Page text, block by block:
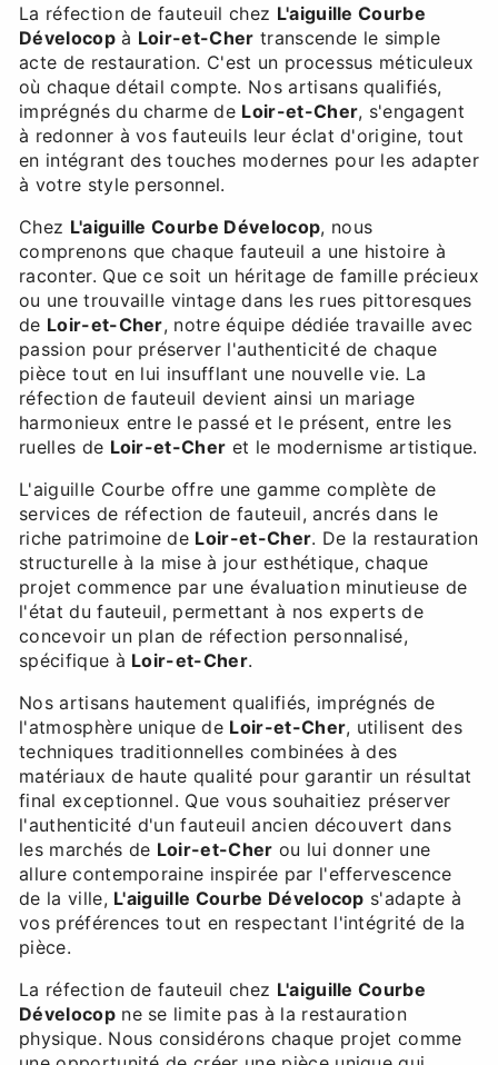
La réfection de fauteuil chez L'aiguille Courbe
Dévelocopà Loir-et-Cher transcende le simple
acte de restauration. C'est un processus méticuleux
où chaque détail compte. Nos artisans qualifiés,
imprégnés du charme de Loir-et-Cher, s'engagent
à redonner à vos fauteuils leur éclat d'origine, tout
en intégrant des touches modernes pour les adapter
à votre style personnel.
Chez L'aiguille Courbe Dévelocop, nous
comprenons que chaque fauteuil a une histoire à
raconter. Que ce soit un héritage de famille précieux
ou une trouvaille vintage dans les rues pittoresques
de Loir-et-Cher, notre équipe dédiée travaille avec
passion pour préserver l'authenticité de chaque
pièce tout en lui insufflant une nouvelle vie. La
réfection de fauteuil devient ainsi un mariage
harmonieux entre le passé et le présent, entre les
ruelles de Loir-et-Cher et le modernisme artistique.
L'aiguille Courbe offre une gamme complète de
services de réfection de fauteuil, ancrés dans le
riche patrimoine de Loir-et-Cher. De la restauration
structurelle à la mise à jour esthétique, chaque
projet commence par une évaluation minutieuse de
l'état du fauteuil, permettant à nos experts de
concevoir un plan de réfection personnalisé,
spécifique à Loir-et-Cher.
Nos artisans hautement qualifiés, imprégnés de
l'atmosphère unique de Loir-et-Cher, utilisent des
techniques traditionnelles combinées à des
matériaux de haute qualité pour garantir un résultat
final exceptionnel. Que vous souhaitiez préserver
l'authenticité d'un fauteuil ancien découvert dans
les marchés de Loir-et-Cher ou lui donner une
allure contemporaine inspirée par l'effervescence
de la ville, L'aiguille Courbe Dévelocop s'adapte à
vos préférences tout en respectant l'intégrité de la
pièce.
La réfection de fauteuil chez L'aiguille Courbe
Dévelocopne se limite pas à la restauration
physique. Nous considérons chaque projet comme